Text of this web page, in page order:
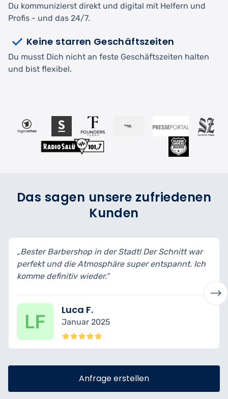
Du kommunizierst direkt und digital mit Helfern und
Profis - und das 24/7.
Keine starren Geschäftszeiten
Du musst Dich nicht an feste Geschäftszeiten halten
und bist flexibel.
Das sagen unsere zufriedenen
Kunden
„Bester Barbershop in der Stadt! Der Schnitt war
perfekt und die Atmosphäre super entspannt. Ich
komme definitiv wieder.“
Luca F.
Januar 2025
Anfrage erstellen